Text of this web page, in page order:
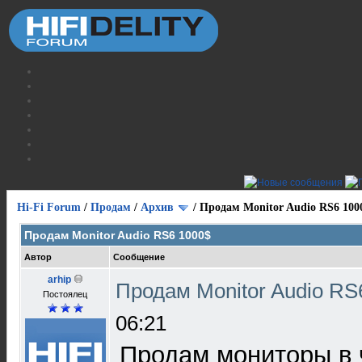
Hi-Fi Forum / Продам / Архив / Продам Monitor Audio RS6
Продам Monitor Audio RS6 1000$
Автор Сообщение
arhip
Постоялец
Продам Monitor Audio
06:21
Продам мониторы в